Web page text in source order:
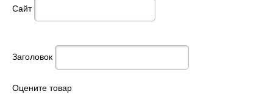
Сайт
Заголовок
Оцените товар